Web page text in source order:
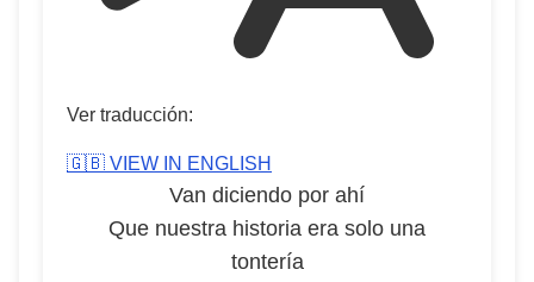
Ver traducción:
🇬🇧 VIEW IN ENGLISH
Van diciendo por ahí
Que nuestra historia era solo una
tontería